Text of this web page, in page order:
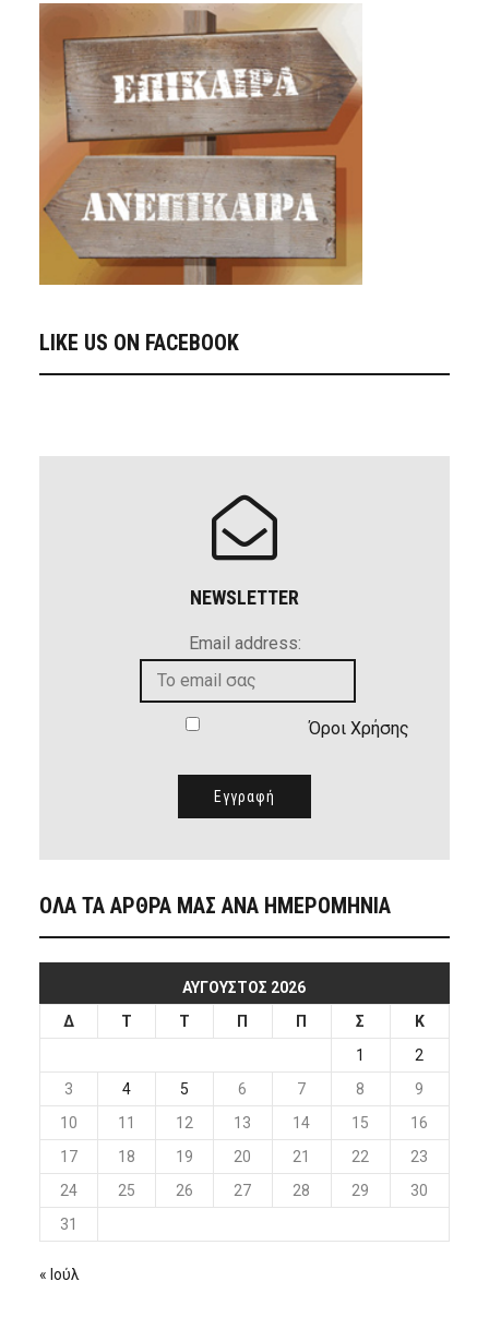
LIKE US ON FACEBOOK
NEWSLETTER
Email address:
Όροι Χρήσης
ΟΛΑ ΤΑ ΑΡΘΡΑ ΜΑΣ ΑΝΑ ΗΜΕΡΟΜΗΝΙΑ
ΑΎΓΟΥΣΤΟΣ 2026
Δ
Τ Τ Π Π Σ
Κ
1
2
3
4 5 6 7 8
9
10
11 12 13 14 15
16
17
18 19 20 21 22
23
24
25 26 27 28 29
30
31
« Ιούλ